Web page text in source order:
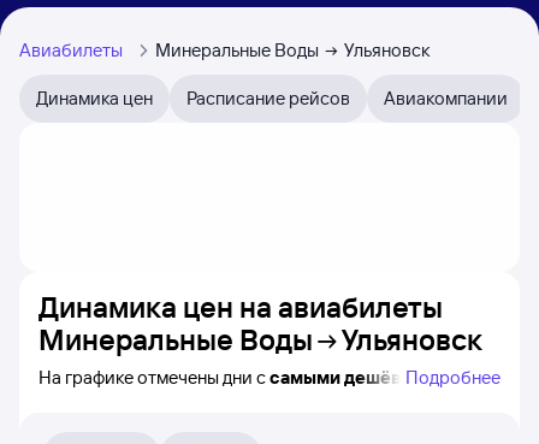
Авиабилеты Минеральные Воды Ульяновск
Динамика цен Расписание рейсов Авиакомпании
Динамика цен на авиабилеты
Минеральные Воды
Ульяновск
На графике отмечены дни ссамыми дешёвымиПодробнее